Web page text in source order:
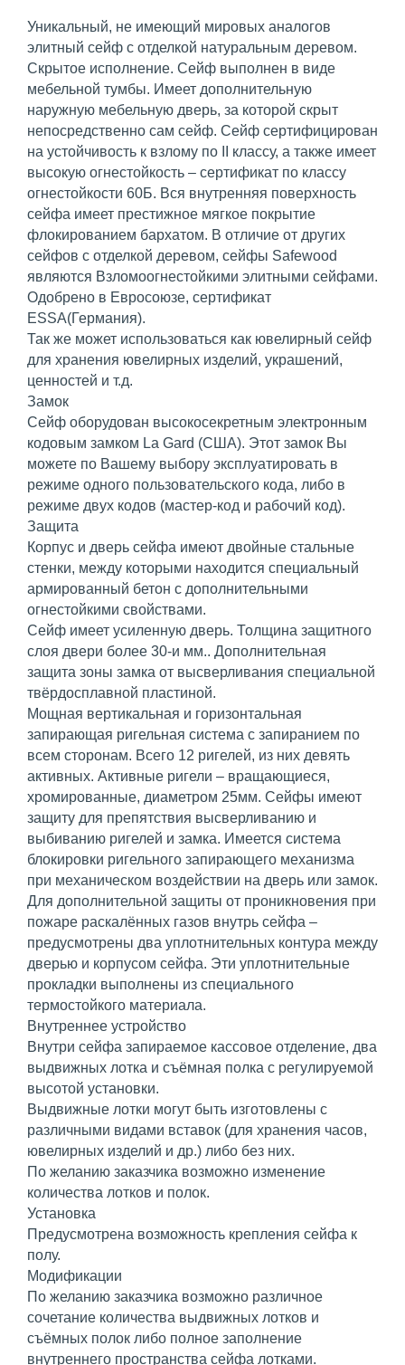
Уникальный, не имеющий мировых аналогов
элитный сейф с отделкой натуральным деревом.
Скрытое исполнение. Сейф выполнен в виде
мебельной тумбы. Имеет дополнительную
наружную мебельную дверь, за которой скрыт
непосредственно сам сейф. Сейф сертифицирован
на устойчивость к взлому по II классу, а также имеет
высокую огнестойкость – сертификат по классу
огнестойкости 60Б. Вся внутренняя поверхность
сейфа имеет престижное мягкое покрытие
флокированием бархатом. В отличие от других
сейфов с отделкой деревом, сейфы Safewood
являются Взломоогнестойкими элитными сейфами.
Одобрено в Евросоюзе, сертификат
ESSA(Германия).
Так же может использоваться как ювелирный сейф
для хранения ювелирных изделий, украшений,
ценностей и т.д.
Замок
Сейф оборудован высокосекретным электронным
кодовым замком La Gard (США). Этот замок Вы
можете по Вашему выбору эксплуатировать в
режиме одного пользовательского кода, либо в
режиме двух кодов (мастер-код и рабочий код).
Защита
Корпус и дверь сейфа имеют двойные стальные
стенки, между которыми находится специальный
армированный бетон с дополнительными
огнестойкими свойствами.
Сейф имеет усиленную дверь. Толщина защитного
слоя двери более 30-и мм.. Дополнительная
защита зоны замка от высверливания специальной
твёрдосплавной пластиной.
Мощная вертикальная и горизонтальная
запирающая ригельная система с запиранием по
всем сторонам. Всего 12 ригелей, из них девять
активных. Активные ригели – вращающиеся,
хромированные, диаметром 25мм. Сейфы имеют
защиту для препятствия высверливанию и
выбиванию ригелей и замка. Имеется система
блокировки ригельного запирающего механизма
при механическом воздействии на дверь или замок.
Для дополнительной защиты от проникновения при
пожаре раскалённых газов внутрь сейфа –
предусмотрены два уплотнительных контура между
дверью и корпусом сейфа. Эти уплотнительные
прокладки выполнены из специального
термостойкого материала.
Внутреннее устройство
Внутри сейфа запираемое кассовое отделение, два
выдвижных лотка и съёмная полка с регулируемой
высотой установки.
Выдвижные лотки могут быть изготовлены с
различными видами вставок (для хранения часов,
ювелирных изделий и др.) либо без них.
По желанию заказчика возможно изменение
количества лотков и полок.
Установка
Предусмотрена возможность крепления сейфа к
полу.
Модификации
По желанию заказчика возможно различное
сочетание количества выдвижных лотков и
съёмных полок либо полное заполнение
внутреннего пространства сейфа лотками.